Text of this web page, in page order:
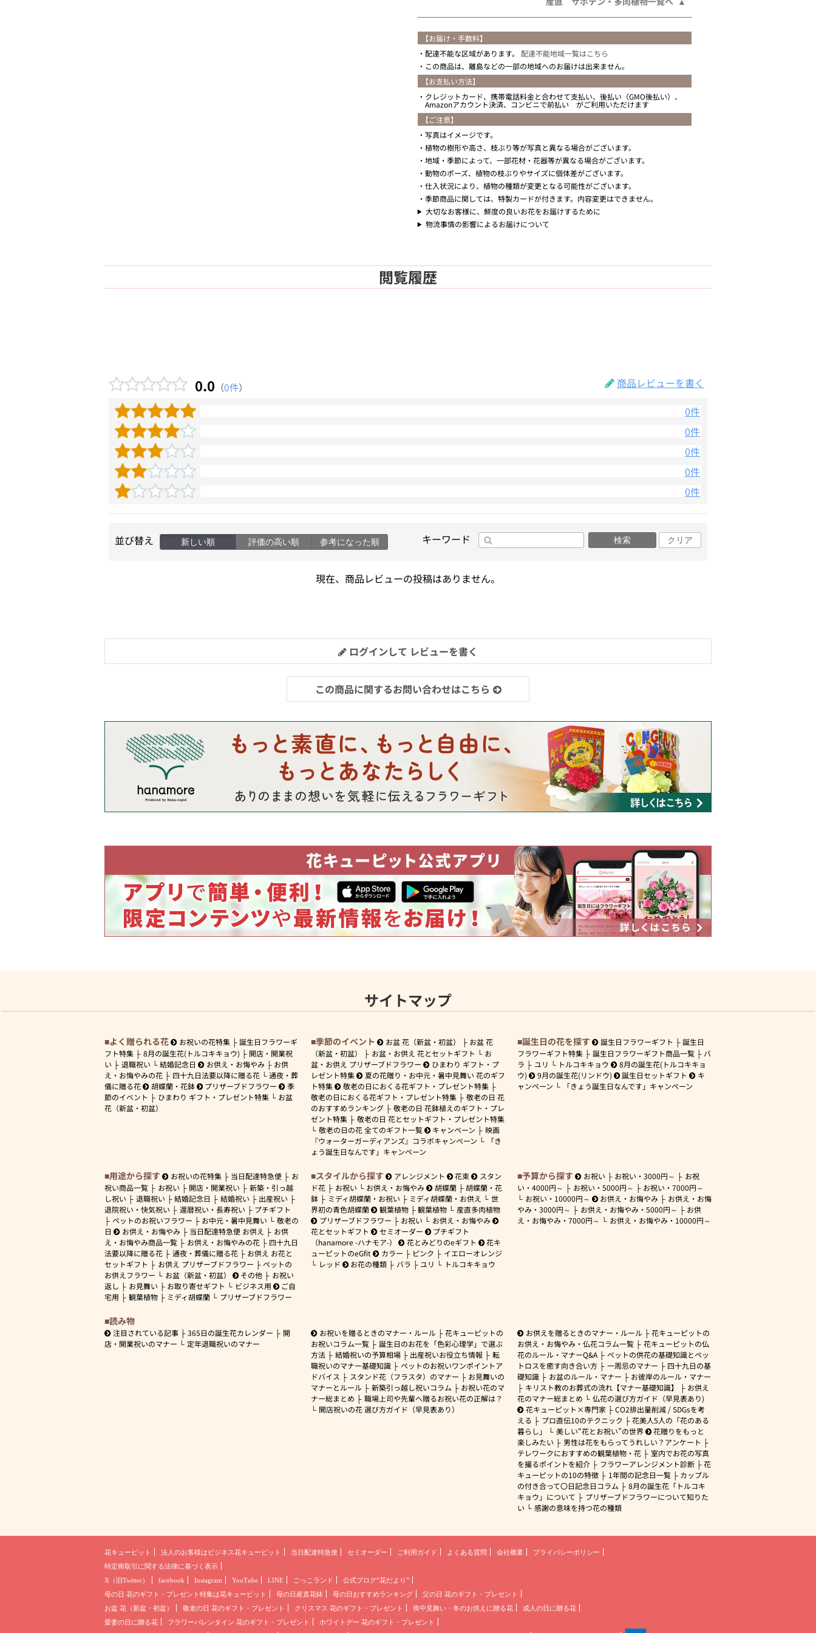
【お届け・手数料】
配達不能な区域があります。 配達不能地域一覧はこちら
この商品は、離島などの一部の地域へのお届けは出来ません。
【お支払い方法】
クレジットカード、携帯電話料金と合わせて支払い、後払い（GMO後払い）、
Amazonアカウント決済、コンビニで前払い がご利用いただけます
【ご注意】
写真はイメージです。
植物の樹形や高さ、枝ぶり等が写真と異なる場合がございます。
地域・季節によって、一部花材・花器等が異なる場合がございます。
動物のポーズ、植物の枝ぶりやサイズに個体差がございます。
仕入状況により、植物の種類が変更となる可能性がございます。
季節商品に関しては、特製カードが付きます。内容変更はできません。
大切なお客様に、鮮度の良いお花をお届けするために
物流事情の影響によるお届けについて
閲覧履歴
0.0 （0件）
商品レビューを書く
0件
0件
0件
0件
0件
並び替え 新しい順 評価の高い順 参考になった順 キーワード 検索 クリア
現在、商品レビューの投稿はありません。
ログインして レビューを書く
この商品に関するお問い合わせはこちら
サイトマップ
よく贈られる花 お祝いの花特集
誕生日フラワーギ
フト特集
8月の誕生花(トルコキキョウ)
開店・開業祝
い
退職祝い 結婚記念日 お供え・お悔やみ
お供
え・お悔やみの花
四十九日法要以降に贈る花
通夜・葬
儀に贈る花
胡蝶蘭・花鉢 プリザーブドフラワー
季
節のイベント
ひまわり ギフト・プレゼント特集
お盆
花（新盆・初盆）
季節のイベント お盆 花（新盆・初盆）
お盆 花
（新盆・初盆）
お盆・お供え 花とセットギフト
お
盆・お供え プリザーブドフラワー
ひまわり ギフト・プ
レゼント特集
夏の花贈り・お中元・暑中見舞い 花のギフ
ト特集
敬老の日におくる花ギフト・プレゼント特集
敬老の日におくる花ギフト・プレゼント特集
敬老の日 花
のおすすめランキング
敬老の日 花鉢植えのギフト・プレ
ゼント特集
敬老の日 花とセットギフト・プレゼント特集
敬老の日の花 全てのギフト一覧
キャンペーン
映画
『ウォーターガーディアンズ』コラボキャンペーン
「き
ょう誕生日なんです」キャンペーン
誕生日の花を探す 誕生日フラワーギフト
誕生日
フラワーギフト特集
誕生日フラワーギフト商品一覧
バ
ラ
ユリ トルコキキョウ
8月の誕生花(トルコキキョ
ウ)
9月の誕生花(リンドウ) 誕生日セットギフト
キ
ャンペーン
「きょう誕生日なんです」キャンペーン
用途から探す お祝いの花特集 当日配達特急便
お
祝い商品一覧
お祝い 開店・開業祝い
新築・引っ越
し祝い
退職祝い 結婚記念日 結婚祝い
出産祝い
退院祝い・快気祝い
還暦祝い・長寿祝い
プチギフト
ペットのお祝いフラワー
お中元・暑中見舞い
敬老の
日
お供え・お悔やみ 当日配達特急便 お供え
お供
え・お悔やみ商品一覧
お供え・お悔やみの花
四十九日
法要以降に贈る花
通夜・葬儀に贈る花
お供え お花と
セットギフト
お供え プリザーブドフラワー
ペットの
お供えフラワー
お盆（新盆・初盆） その他
お祝い
返し
お見舞い お取り寄せギフト ビジネス用
ご自
宅用
観葉植物 ミディ胡蝶蘭 プリザーブドフラワー
スタイルから探す アレンジメント 花束
スタン
ド花
お祝い お供え・お悔やみ 胡蝶蘭
胡蝶蘭・花
鉢
ミディ胡蝶蘭・お祝い ミディ胡蝶蘭・お供え
世
界初の青色胡蝶蘭
観葉植物 観葉植物
産直多肉植物
プリザーブドフラワー
お祝い
お供え・お悔やみ
花とセットギフト
セミオーダー
プチギフト
（hanamore -ハナモア-）
花とみどりのeギフト
花キ
ューピットのeGfit
カラー ピンク
イエローオレンジ
レッド
お花の種類 バラ ユリ トルコキキョウ
予算から探す お祝い お祝い・3000円～
お祝
い・ 4000円～ お祝い・ 5000円～ お祝い・7000円～
お祝い・ 10000円～ お供え・お悔やみ
お供え・お悔
やみ・ 3000円～ お供え・お悔やみ・ 5000円～
お供
え・お悔やみ・ 7000円～ お供え・お悔やみ・ 10000円～
読み物
注目されている記事 365日の誕生花カレンダー
開
店・開業祝いのマナー
定年退職祝いのマナー
お祝いを贈るときのマナー・ルール
花キューピットの
お祝いコラム一覧
誕生日のお花を「色彩心理学」で選ぶ
方法
結婚祝いの予算相場 出産祝いお役立ち情報
転
職祝いのマナー基礎知識
ペットのお祝いワンポイントア
ドバイス
スタンド花（フラスタ）のマナー
お見舞いの
マナーとルール
新築引っ越し祝いコラム
お祝い花のマ
ナー総まとめ
職場上司や先輩へ贈るお祝い花の正解は？
開店祝いの花 選び方ガイド（早見表あり）
お供えを贈るときのマナー・ルール
花キューピットの
お供え・お悔やみ・仏花コラム一覧
花キューピットの仏
花のルール・マナーQ&A
ペットの供花の基礎知識とペッ
トロスを癒す向き合い方
一周忌のマナー
四十九日の基
礎知識
お盆のルール・マナー
お彼岸のルール・マナー
キリスト教のお葬式の流れ【マナー基礎知識】
お供え
花のマナー総まとめ
仏花の選び方ガイド（早見表あり)
花キューピット×専門家
CO2排出量削減 / SDGsを考
える
プロ直伝10のテクニック
花美人5人の「花のある
暮らし」
美しい“花とお祝い”の世界
花贈りをもっと
楽しみたい
男性は花をもらってうれしい？アンケート
テレワークにおすすめの観葉植物・花
室内でお花の写真
を撮るポイントを紹介
フラワーアレンジメント診断
花
キューピットの10の特徴
1年間の記念日一覧
カップル
の付き合って〇日記念日コラム
8月の誕生花「トルコキ
キョウ」について
プリザーブドフラワーについて知りた
い
感謝の意味を持つ花の種類
花キューピット 法人のお客様は ビジネス花キューピット 当日配達特急便 セミオーダー ご利用ガイド よくある質問 会社概要
プライバシーポリシー
特定商取引に関する法律に基づく表示
X（旧Twitter）
facebook Instagram YouTube LINE ごっこランド
公式ブログ“花だより”
母の日 花のギフト・プレゼント 特集は花キューピット 母の日産直花鉢 母の日おすすめランキング
父の日 花のギフト・プレゼント
お盆 花（新盆・初盆）
敬老の日 花のギフト・プレゼント クリスマス 花のギフト・プレゼント 喪中見舞い・冬のお供えに贈る花
成人の日に贈る花
愛妻の日に贈る花
フラワーバレンタイン 花のギフト・プレゼント
ホワイトデー 花のギフト・プレゼント